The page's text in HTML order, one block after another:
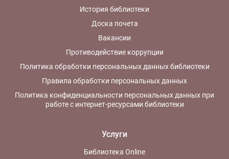
История библиотеки
Доска почета
Вакансии
Противодействие коррупции
Политика обработки персональных данных библиотеки
Правила обработки персональных данных
Политика конфиденциальности персональных данных при
работе с интернет-ресурсами библиотеки
Услуги
Библиотека Online